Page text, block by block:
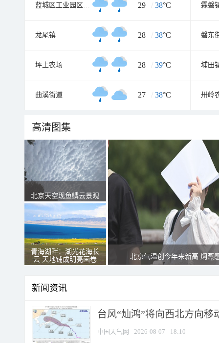
蓝城区工业园区管理处 29 / 38°C 霖磐
龙尾镇 28 / 38°C 磐东
坪上农场 28 / 39°C 埔田
曲溪街道 27 / 38°C 卅岭
高清图集
北京天空现鱼鳞云景观
青海湖畔：湖光花海长
云 天地铺成明亮画卷
北京气温创今年来新高 焖蒸
新闻资讯
台风“灿鸿”将向西北方向移
中国天气网 2026-08-07 18:10